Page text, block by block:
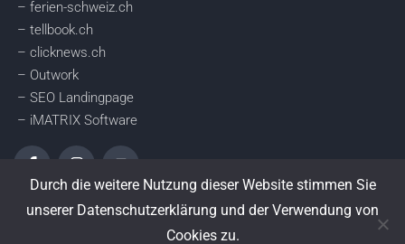
– ferien-schweiz.ch
– tellbook.ch
– clicknews.ch
– Outwork
– SEO Landingpage
– iMATRIX Software
© I like Switzerland GmbH
Durch die weitere Nutzung dieser Website stimmen Sie
unserer Datenschutzerklärung und der Verwendung von
Cookies zu.